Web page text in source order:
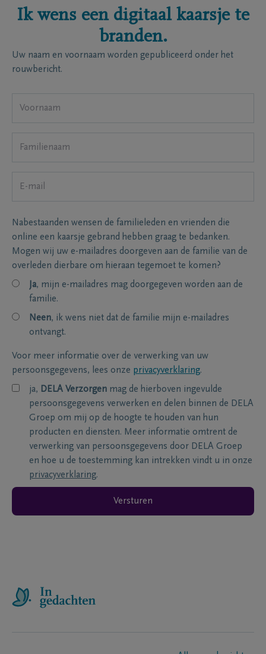
Ik wens een digitaal kaarsje te
branden.
Uw naam en voornaam worden gepubliceerd onder het
rouwbericht.
Nabestaanden wensen de familieleden en vrienden die
online een kaarsje gebrand hebben graag te bedanken.
Mogen wij uw e-mailadres doorgeven aan de familie van de
overleden dierbare om hieraan tegemoet te komen?
Ja, mijn e-mailadres mag doorgegeven worden aan de
familie.
Neen, ik wens niet dat de familie mijn e-mailadres
ontvangt.
Voor meer informatie over de verwerking van uw
persoonsgegevens, lees onze privacyverklaring.
ja, DELA Verzorgen mag de hierboven ingevulde
persoonsgegevens verwerken en delen binnen de DELA
Groep om mij op de hoogte te houden van hun
producten en diensten. Meer informatie omtrent de
verwerking van persoonsgegevens door DELA Groep
en hoe u de toestemming kan intrekken vindt u in onze
privacyverklaring.
Versturen